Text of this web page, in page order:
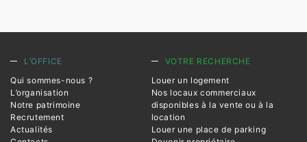
L’OFFICE
Qui sommes-nous ?
L’organisation
Notre patrimoine
Recrutement
Actualités
VOTRE RECHERCHE
Louer un logement
Nos locaux commerciaux
disponibles à la vente ou à la
location
Louer une place de parking